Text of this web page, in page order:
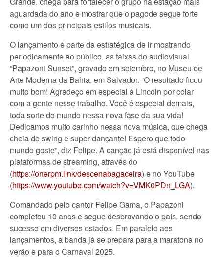
aguardada do ano e mostrar que o pagode segue forte
como um dos principais estilos musicais.
O lançamento é parte da estratégica de ir mostrando
periodicamente ao público, as faixas do audiovisual
“Papazoni Sunset”, gravado em setembro, no Museu de
Arte Moderna da Bahia, em Salvador. “O resultado ficou
muito bom! Agradeço em especial à Lincoln por colar
com a gente nesse trabalho. Você é especial demais,
toda sorte do mundo nessa nova fase da sua vida!
Dedicamos muito carinho nessa nova música, que chega
cheia de swing e super dançante! Espero que todo
mundo goste”, diz Felipe. A canção já está disponível nas
plataformas de streaming, através do
(https://onerpm.link/descenabagaceira) e no YouTube
(https://www.youtube.com/watch?v=VMK0PDn_LGA).
Comandado pelo cantor Felipe Gama, o Papazoni
completou 10 anos e segue desbravando o país, sendo
sucesso em diversos estados. Em paralelo aos
lançamentos, a banda já se prepara para a maratona no
verão e para o Carnaval 2025.